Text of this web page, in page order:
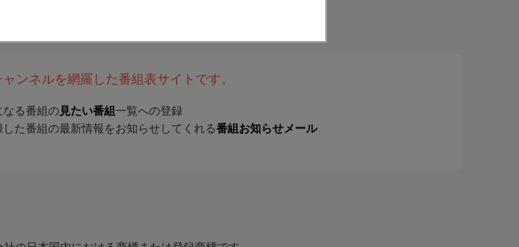
ンネルを網羅した番組表サイトです。
なる番組の 見たい番組 一覧への登録
した番組の最新情報をお知らせしてくれる番組お知らせメール